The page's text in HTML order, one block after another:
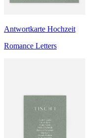
Antwortkarte Hochzeit
Romance Letters